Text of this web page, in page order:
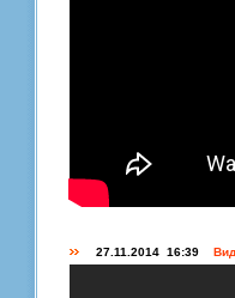
27.11.2014 16:39